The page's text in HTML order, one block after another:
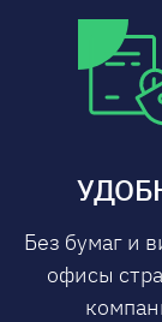
Без бумаг и
офисы